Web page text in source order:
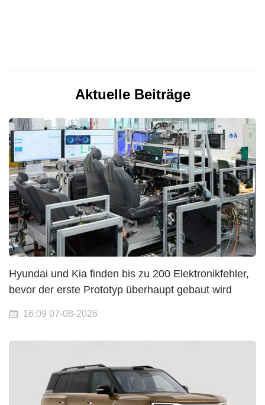
Aktuelle Beiträge
Hyundai und Kia finden bis zu 200 Elektronikfehler,
bevor der erste Prototyp überhaupt gebaut wird
16:09 07-08-2026